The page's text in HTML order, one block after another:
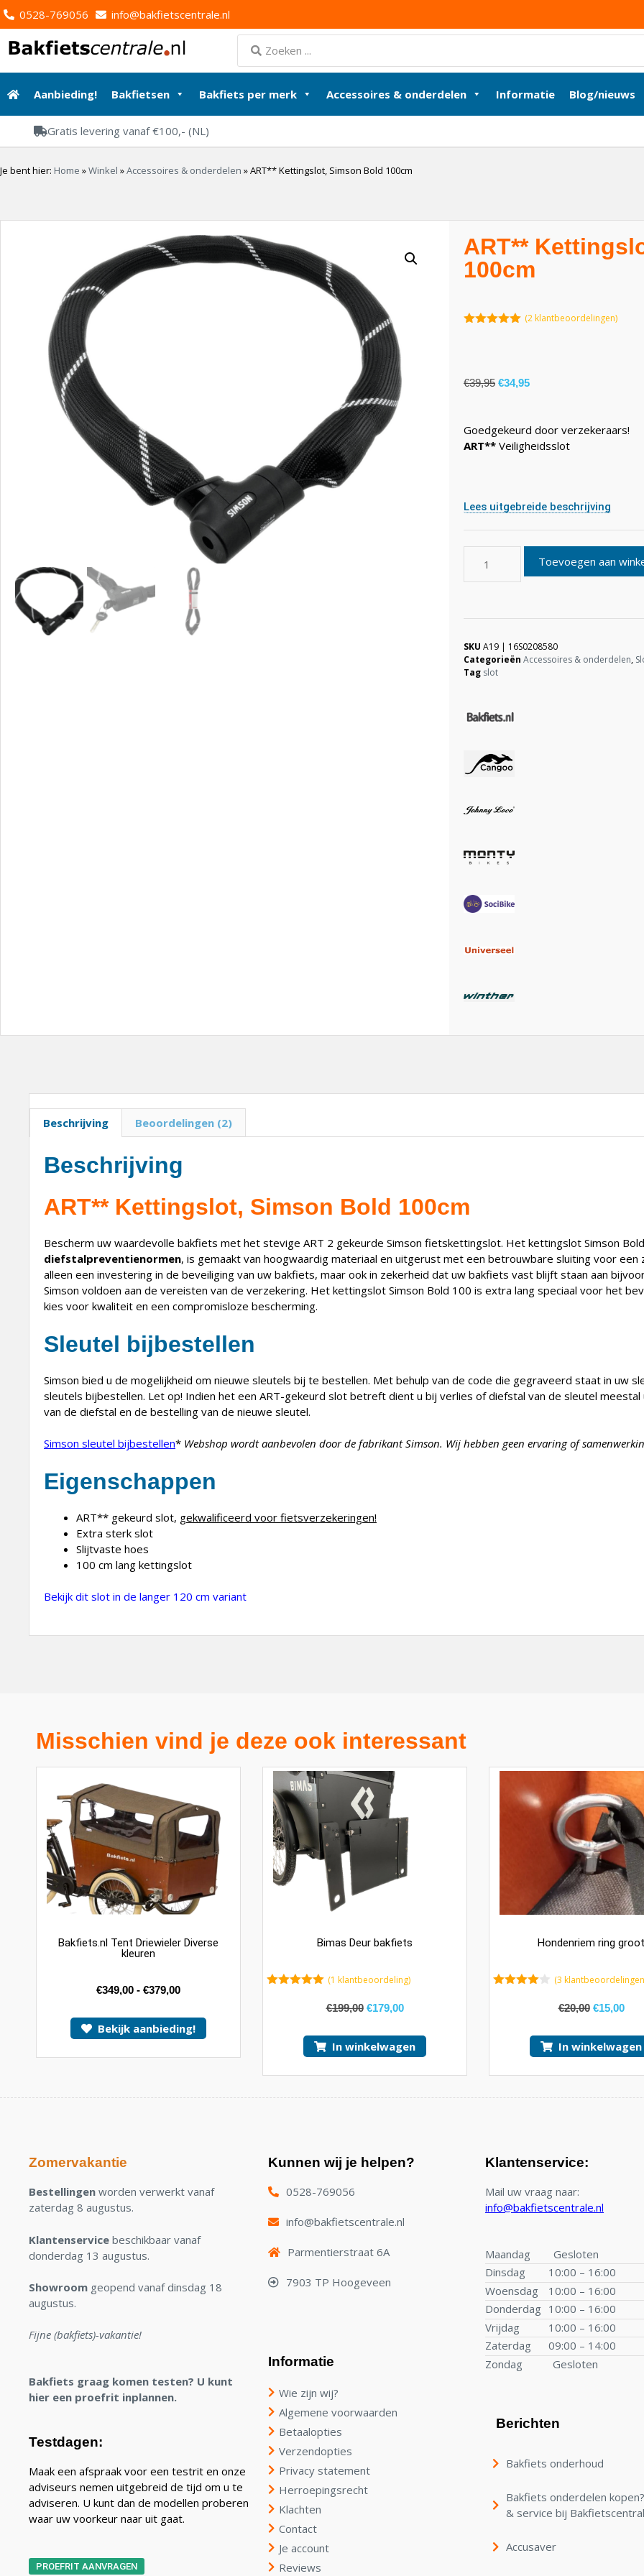
0528-769056 info@bakfietscentrale.nl
Aanbieding! Bakfietsen Bakfiets per merk Accessoires & onderdelen Informatie Blog/nieuws
Gratis levering vanaf €100,- (NL)
Je bent hier: Home »Winkel »Accessoires & onderdelen »ART** Kettingslot, Simson Bold 100cm
ART**
100cm
(2klantbeoordelingen)
€39,95 €34,95
Goedgekeurd door verzekeraars!
ART** Veiligheidsslot
Lees uitgebreide beschrijving
Toevoegen aan
SKU A19 | 16S0208580
Categorieën Accessoires & onderdelen,
Tag slot
Beschrijving Beoordelingen (2)
Beschrijving
ART** Kettingslot, Simson Bold 100cm
Bescherm uw waardevolle bakfiets met het stevige ART 2 gekeurde Simson fietskettingslot. Het kettingslot Simson
diefstalpreventienormen, is gemaakt van hoogwaardig materiaal en uitgerust met een betrouwbare sluiting voor
alleen een investering in de beveiliging van uw bakfiets, maar ook in zekerheid dat uw bakfiets vast blijft staan aan
Simson voldoen aan de vereisten van de verzekering. Het kettingslot Simson Bold 100 is extra lang speciaal voor het
kies voor kwaliteit en een compromisloze bescherming.
Sleutel bijbestellen
Simson bied u de mogelijkheid om nieuwe sleutels bij te bestellen. Met behulp van de code die gegraveerd staat in uw
sleutels bijbestellen. Let op! Indien het een ART-gekeurd slot betreft dient u bij verlies of diefstal van de sleutel
van de diefstal en de bestelling van de nieuwe sleutel.
Simson sleutel bijbestellen* Webshop wordt aanbevolen door de fabrikant Simson. Wij hebben geen ervaring of
Eigenschappen
ART** gekeurd slot, gekwalificeerd voor fietsverzekeringen!
Extra sterk slot
Slijtvaste hoes
100 cm lang kettingslot
Bekijk dit slot in de langer 120 cm variant
Misschien vind je deze ook interessant
Bakfiets.nl Tent Driewieler Diverse
kleuren
€349,00 - €379,00
Bekijk aanbieding!
Bimas Deur bakfiets
(1 klantbeoordeling)
€199,00 €179,00
In winkelwagen
Hondenriem ring groot
(3
€20,00 €15,00
In winkelwagen
Zomervakantie
Bestellingen worden verwerkt vanaf
zaterdag 8 augustus.
Klantenservice beschikbaar vanaf
donderdag 13 augustus.
Showroom geopend vanaf dinsdag 18
augustus.
Fijne (bakfiets)-vakantie!
Bakfiets graag komen testen? U kunt
hier een proefrit inplannen.
Testdagen:
Maak een afspraak voor een testrit en onze
adviseurs nemen uitgebreid de tijd om u te
adviseren. U kunt dan de modellen proberen
waar uw voorkeur naar uit gaat.
PROEFRIT AANVRAGEN
Kunnen wij je helpen?
0528-769056
info@bakfietscentrale.nl
Parmentierstraat 6A
7903 TP Hoogeveen
Informatie
Wie zijn wij?
Algemene voorwaarden
Betaalopties
Verzendopties
Privacy statement
Herroepingsrecht
Klachten
Contact
Je account
Reviews
Klantenservice:
Mail uw vraag naar:
info@bakfietscentrale.nl
Maandag
Gesloten
Dinsdag
10:00 – 16:00
Woensdag
10:00 – 16:00
Donderdag 10:00 – 16:00
Vrijdag
10:00 – 16:00
Zaterdag
09:00 – 14:00
Zondag
Gesloten
Berichten
Bakfiets onderhoud
Bakfiets onderdelen
& service bij
Accusaver